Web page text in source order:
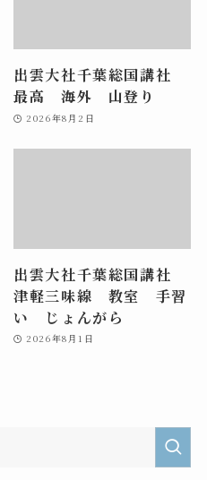
出雲大社千葉総国講社
最高 海外 山登り
2026年8月2日
出雲大社千葉総国講社
津軽三味線 教室 手習
い じょんがら
2026年8月1日